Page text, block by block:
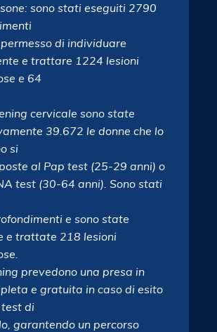
sono stati eseguiti 2790
di individuare
e trattare 1224 lesioni
e 64
cervicale sono state
39.672 le donne che lo
si
al Pap test (25-29 anni) o
test (30-64 anni). Sono stati
e sono state
e trattate 218 lesioni
prevedono una presa in
e gratuita in caso di esito
di
garantendo un percorso